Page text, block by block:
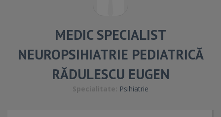
MEDIC SPECIALIST
NEUROPSIHIATRIE PEDIATRICĂ
RĂDULESCU EUGEN
Psihiatrie